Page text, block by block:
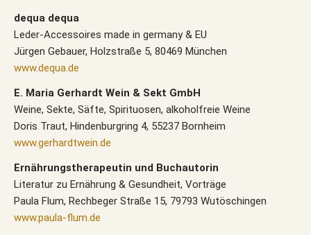
dequa dequa
Leder-Accessoires made in germany & EU
Jürgen Gebauer, Holzstraße 5, 80469 München
www.dequa.de
E. Maria Gerhardt Wein & Sekt GmbH
Weine, Sekte, Säfte, Spirituosen, alkoholfreie Weine
Doris Traut, Hindenburgring 4, 55237 Bornheim
www.gerhardtwein.de
Ernährungstherapeutin und Buchautorin
Literatur zu Ernährung & Gesundheit, Vorträge
Paula Flum, Rechbeger Straße 15, 79793 Wutöschingen
www.paula-flum.de